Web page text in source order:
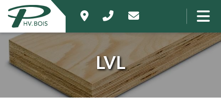
LVL